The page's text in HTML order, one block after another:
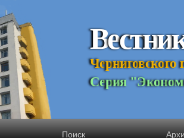
Вестни
Черниговского г
Серия "Эконом
Поиск